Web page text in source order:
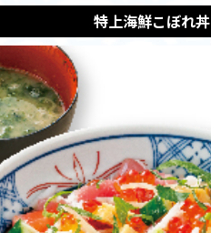
特上海鮮こぼれ丼